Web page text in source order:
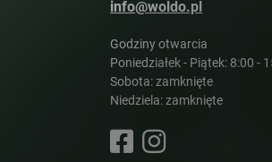
info@woldo.pl
Godziny otwarcia
Poniedziałek - Piątek: 8:00 -
Sobota: zamknięte
Niedziela: zamknięte